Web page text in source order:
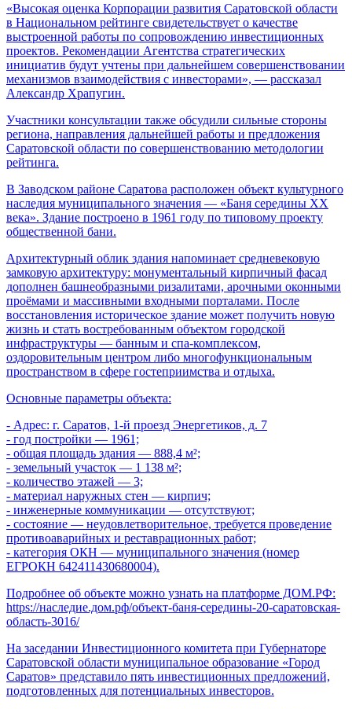
«Высокая оценка Корпорации развития Саратовской области
в Национальном рейтинге свидетельствует о качестве
выстроенной работы по сопровождению инвестиционных
проектов. Рекомендации Агентства стратегических
инициатив будут учтены при дальнейшем совершенствовании
механизмов взаимодействия с инвесторами», — рассказал
Александр Храпугин.
Участники консультации также обсудили сильные стороны
региона, направления дальнейшей работы и предложения
Саратовской области по совершенствованию методологии
рейтинга.
В Заводском районе Саратова расположен объект культурного
наследия муниципального значения — «Баня середины XX
века». Здание построено в 1961 году по типовому проекту
общественной бани.
Архитектурный облик здания напоминает средневековую
замковую архитектуру: монументальный кирпичный фасад
дополнен башнеобразными ризалитами, арочными оконными
проёмами и массивными входными порталами. После
восстановления историческое здание может получить новую
жизнь и стать востребованным объектом городской
инфраструктуры — банным и спа-комплексом,
оздоровительным центром либо многофункциональным
пространством в сфере гостеприимства и отдыха.
Основные параметры объекта:
- Адрес: г. Саратов, 1-й проезд Энергетиков, д. 7
- год постройки — 1961;
- общая площадь здания — 888,4 м²;
- земельный участок — 1 138 м²;
- количество этажей — 3;
- материал наружных стен — кирпич;
- инженерные коммуникации — отсутствуют;
- состояние — неудовлетворительное, требуется проведение
противоаварийных и реставрационных работ;
- категория ОКН — муниципального значения (номер
ЕГРОКН 642411430680004).
Подробнее об объекте можно узнать на платформе ДОМ.РФ:
https://наследие.дом.рф/объект-баня-середины-20-саратовская-
область-3016/
На заседании Инвестиционного комитета при Губернаторе
Саратовской области муниципальное образование «Город
Саратов» представило пять инвестиционных предложений,
подготовленных для потенциальных инвесторов.